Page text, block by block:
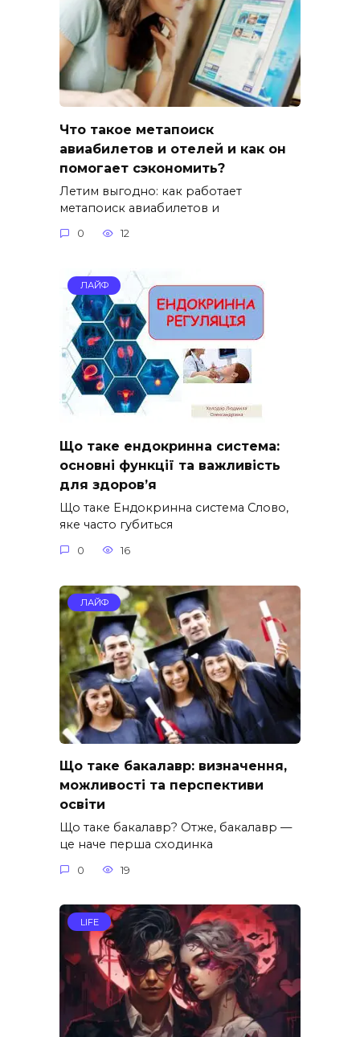
Что такое метапоиск
авиабилетов и отелей и как он
помогает сэкономить?
Летим выгодно: как работает
метапоиск авиабилетов и
0 12
ЛАЙФ
Що таке ендокринна система:
основні функції та важливість
для здоров’я
Що таке Ендокринна система Слово,
яке часто губиться
0 16
ЛАЙФ
Що таке бакалавр: визначення,
можливості та перспективи
освіти
Що таке бакалавр? Отже, бакалавр —
це наче перша сходинка
0 19
LIFE